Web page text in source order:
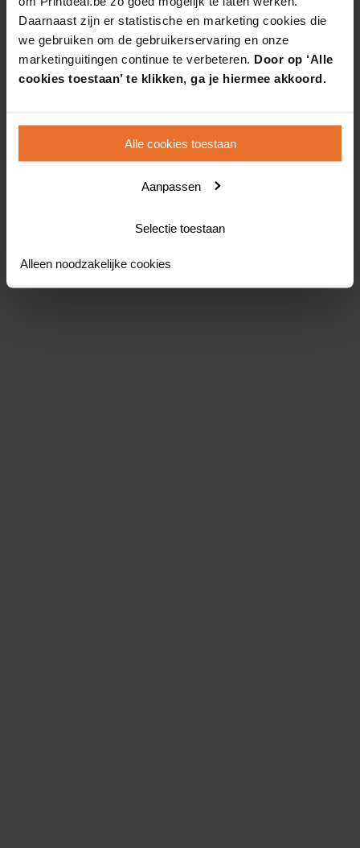
Daarnaast zijn er statistische en marketing cookies die
we gebruiken om de gebruikerservaring en onze
marketinguitingen continue te verbeteren. Door op ‘Alle
cookies toestaan’ te klikken, ga je hiermee akkoord.
Alle cookies toestaan
Aanpassen
Selectie toestaan
Alleen noodzakelijke cookies